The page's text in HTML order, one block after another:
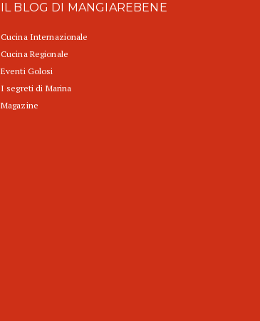
IL BLOG DI MANGIAREBENE
Cucina Internazionale
Cucina Regionale
Eventi Golosi
I segreti di Marina
Magazine